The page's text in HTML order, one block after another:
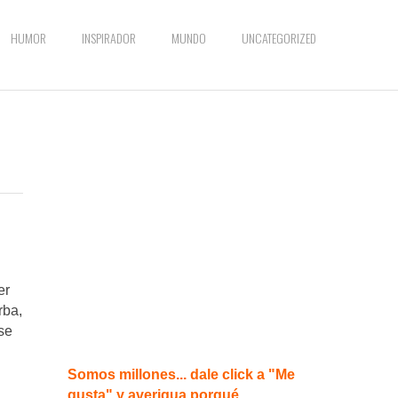
HUMOR INSPIRADOR MUNDO UNCATEGORIZED
Somos millones... dale click a "Me
gusta" y averigua porqué